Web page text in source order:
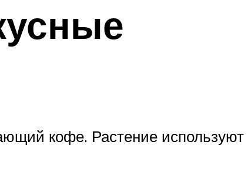
кофе. Растение используют